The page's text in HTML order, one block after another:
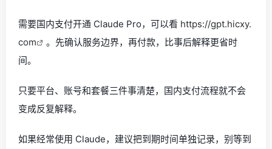
需要国内支付开通 Claude Pro，可以看 https://gpt.hicxy.
com
。先确认服务边界，再付款，比事后解释更省时
间。
只要平台、账号和套餐三件事清楚，国内支付流程就不会
变成反复解释。
如果经常使用 Claude，建议把到期时间单独记录，别等到